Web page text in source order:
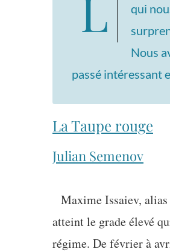
qui
Nous
passé intéressant
La Taupe rouge
Julian Semenov
Maxime Issaiev,
atteint le grade élevé
régime. De février à